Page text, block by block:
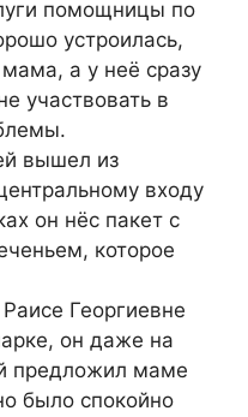
помощницы по
устроилась,
мама, а у неё сразу
участвовать в
вышел из
входу
он нёс пакет с
которое
Георгиевне
он даже на
предложил маме
было спокойно